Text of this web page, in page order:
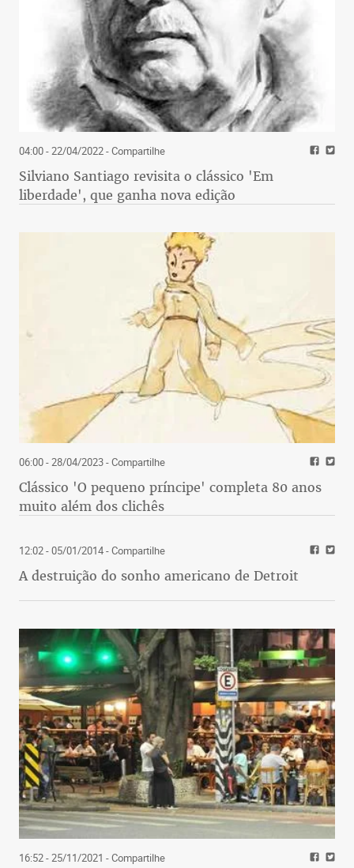
04:00 - 22/04/2022- Compartilhe
Silviano Santiago revisita o clássico 'Em
liberdade', que ganha nova edição
06:00 - 28/04/2023- Compartilhe
Clássico 'O pequeno príncipe' completa 80 anos
muito além dos clichês
12:02 - 05/01/2014- Compartilhe
A destruição do sonho americano de Detroit
16:52 - 25/11/2021 - Compartilhe